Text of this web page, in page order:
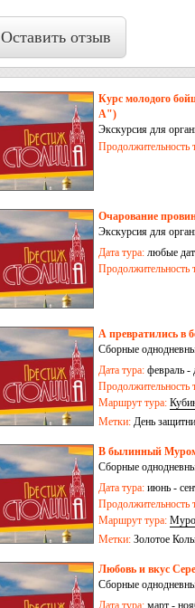
Оставить отзыв
Курс молодого
А")
Экскурсия для
Продолжительность
Очарование
Экскурсия для
Дата тура: любые
Продолжительность
А превратились в
Сборные
Дата тура: февраль -
Продолжительность
Маршрут тура:
Метки: День
В былинный Муром
Сборные
Дата тура: июнь -
Продолжительность
Маршрут тура:
Метки: Золотое
Любовь и вкус
Сборные
Дата тура: март -